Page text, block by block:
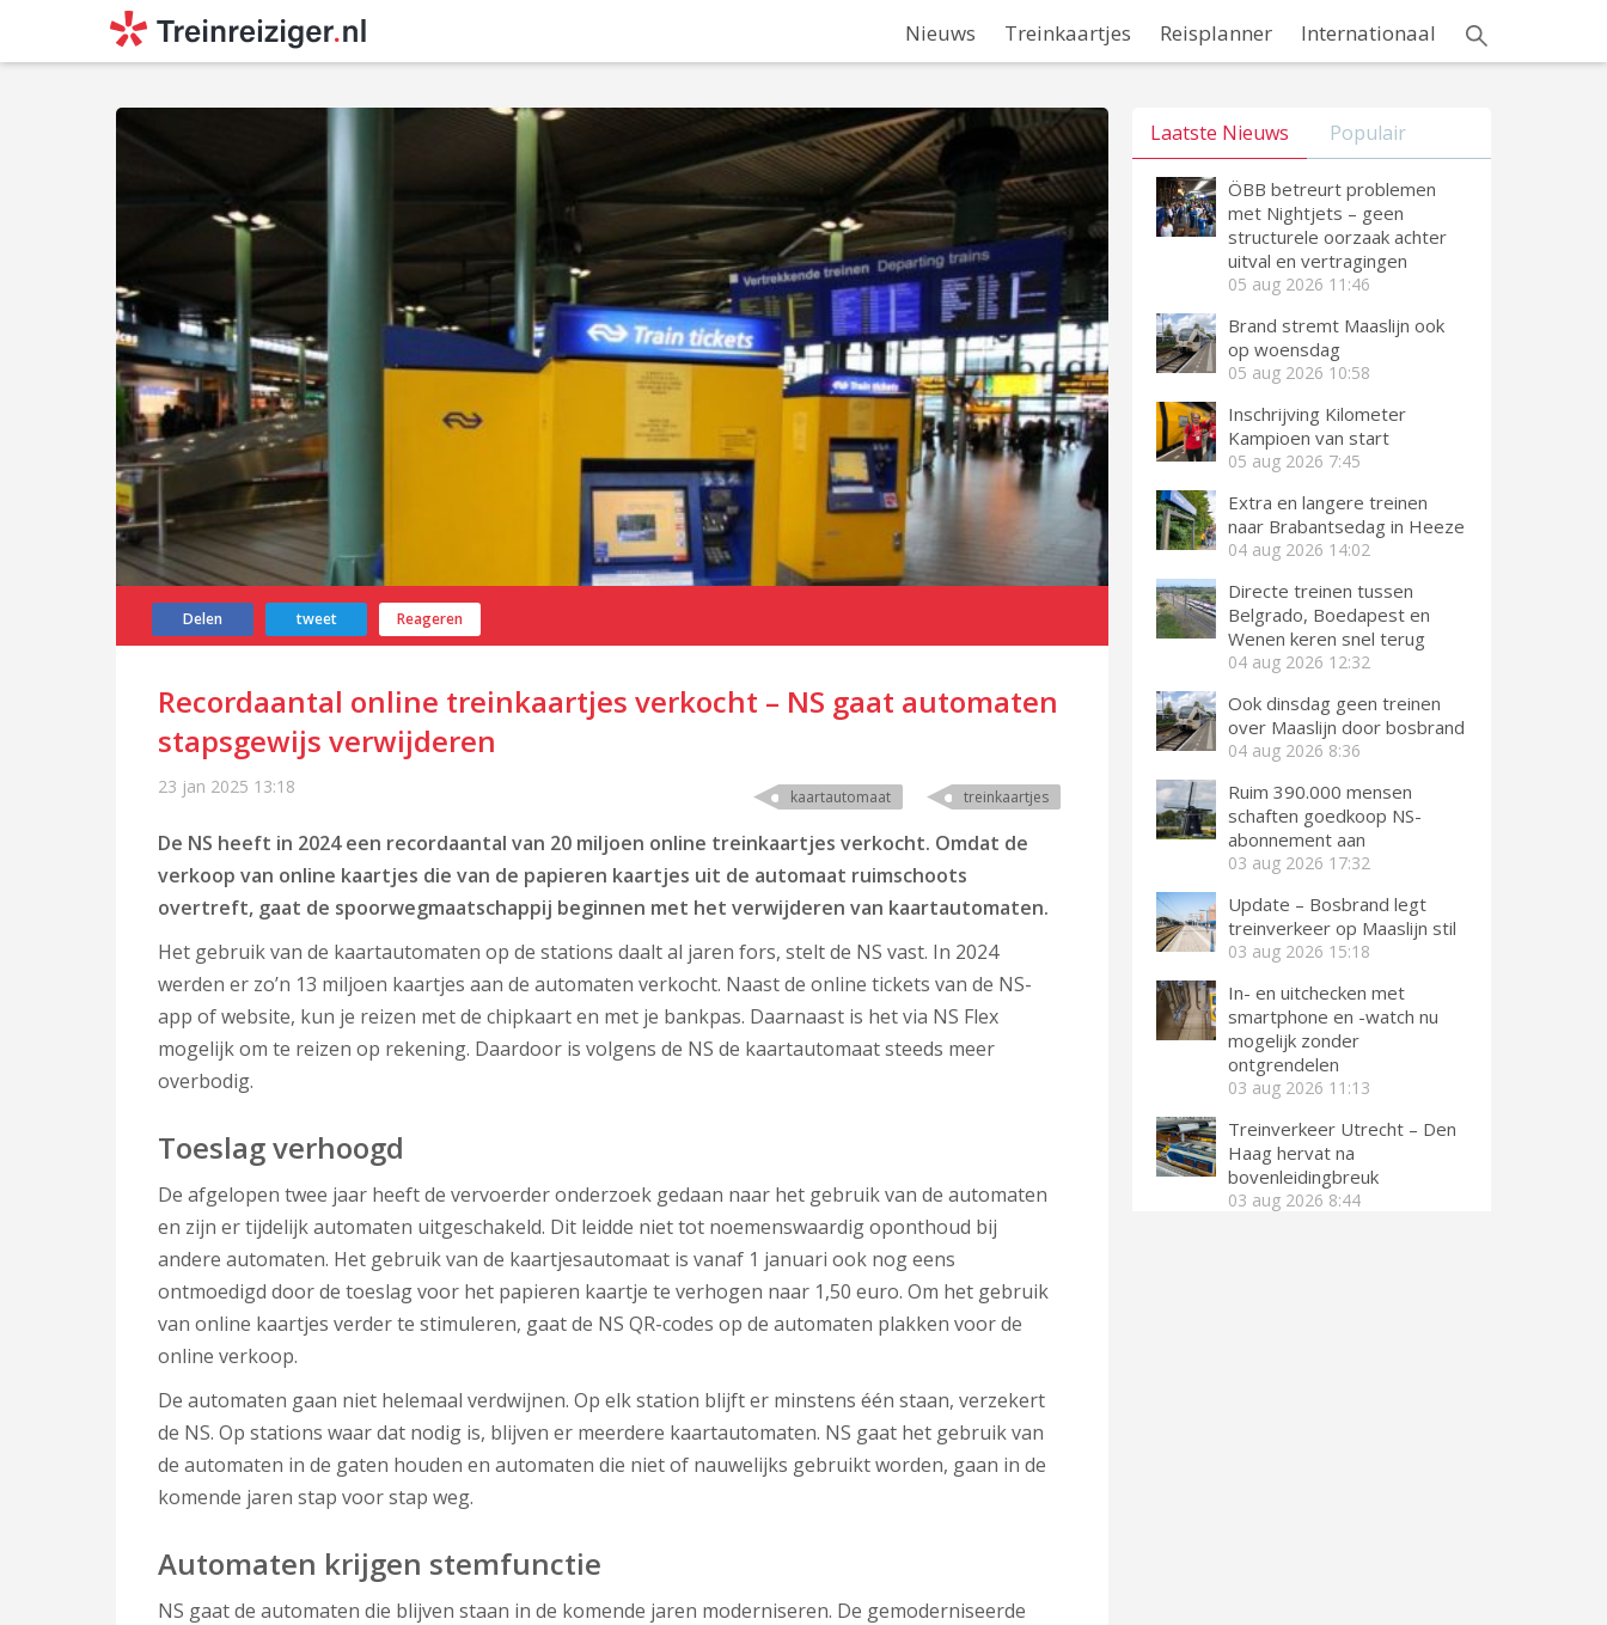
Nieuws Treinkaartjes Reisplanner Internationaal
Delen tweet Reageren
Recordaantal online treinkaartjes verkocht – NS gaat automaten
stapsgewijs verwijderen
23 jan 2025 13:18 kaartautomaat treinkaartjes
De NS heeft in 2024 een recordaantal van 20 miljoen online treinkaartjes verkocht. Omdat de
verkoop van online kaartjes die van de papieren kaartjes uit de automaat ruimschoots
overtreft, gaat de spoorwegmaatschappij beginnen met het verwijderen van kaartautomaten.
Het gebruik van de kaartautomaten op de stations daalt al jaren fors, stelt de NS vast. In 2024
werden er zo’n 13 miljoen kaartjes aan de automaten verkocht. Naast de online tickets van de NS-
app of website, kun je reizen met de chipkaart en met je bankpas. Daarnaast is het via NS Flex
mogelijk om te reizen op rekening. Daardoor is volgens de NS de kaartautomaat steeds meer
overbodig.
Toeslag verhoogd
De afgelopen twee jaar heeft de vervoerder onderzoek gedaan naar het gebruik van de automaten
en zijn er tijdelijk automaten uitgeschakeld. Dit leidde niet tot noemenswaardig oponthoud bij
andere automaten. Het gebruik van de kaartjesautomaat is vanaf 1 januari ook nog eens
ontmoedigd door de toeslag voor het papieren kaartje te verhogen naar 1,50 euro. Om het gebruik
van online kaartjes verder te stimuleren, gaat de NS QR-codes op de automaten plakken voor de
online verkoop.
De automaten gaan niet helemaal verdwijnen. Op elk station blijft er minstens één staan, verzekert
de NS. Op stations waar dat nodig is, blijven er meerdere kaartautomaten. NS gaat het gebruik van
de automaten in de gaten houden en automaten die niet of nauwelijks gebruikt worden, gaan in de
komende jaren stap voor stap weg.
Automaten krijgen stemfunctie
NS gaat de automaten die blijven staan in de komende jaren moderniseren. De gemoderniseerde
Laatste Nieuws Populair
ÖBB betreurt problemen
met Nightjets – geen
structurele oorzaak achter
uitval en vertragingen
05 aug 2026 11:46
Brand stremt Maaslijn ook
op woensdag
05 aug 2026 10:58
Inschrijving Kilometer
Kampioen van start
05 aug 2026 7:45
Extra en langere treinen
naar Brabantsedag in Heeze
04 aug 2026 14:02
Directe treinen tussen
Belgrado, Boedapest en
Wenen keren snel terug
04 aug 2026 12:32
Ook dinsdag geen treinen
over Maaslijn door bosbrand
04 aug 2026 8:36
Ruim 390.000 mensen
schaften goedkoop NS-
abonnement aan
03 aug 2026 17:32
Update – Bosbrand legt
treinverkeer op Maaslijn stil
03 aug 2026 15:18
In- en uitchecken met
smartphone en -watch nu
mogelijk zonder
ontgrendelen
03 aug 2026 11:13
Treinverkeer Utrecht – Den
Haag hervat na
bovenleidingbreuk
03 aug 2026 8:44